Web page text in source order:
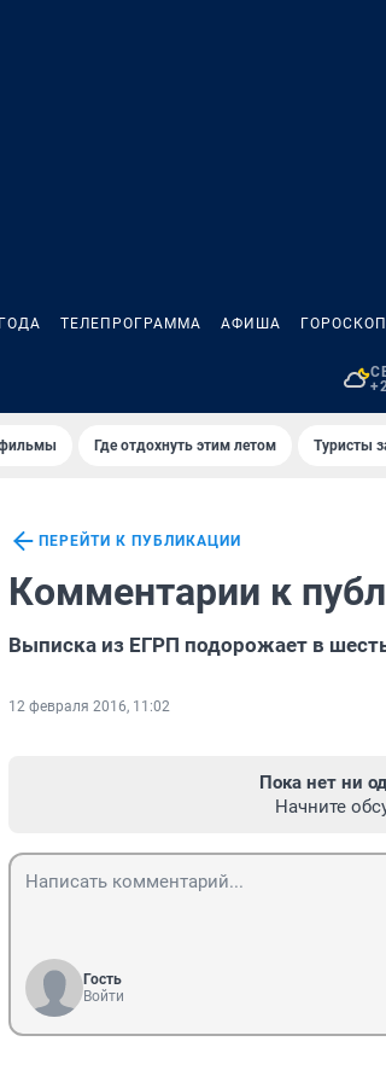
ТЕЛЕПРОГРАММА АФИША ГОРОСКОП
Где отдохнуть этим летом Туристы
ПЕРЕЙТИ К ПУБЛИКАЦИИ
Комментарии к
Выписка из ЕГРП подорожает в
12 февраля 2016, 11:02
Пока нет ни
Начните
Гость
Войти